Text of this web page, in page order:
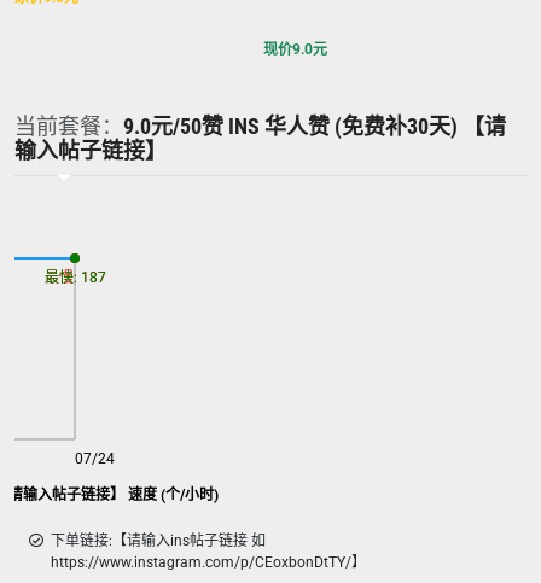
现价9.0元
当前套餐： 9.0元/50赞 INS 华人赞 (免费补30天) 【请
输入帖子链接】
请输入帖子链接】 速度 (个/小时)
07/24
最慢: 187
最快: 187
下单链接:【请输入ins帖子链接 如
https://www.instagram.com/p/CEoxbonDtTY/】